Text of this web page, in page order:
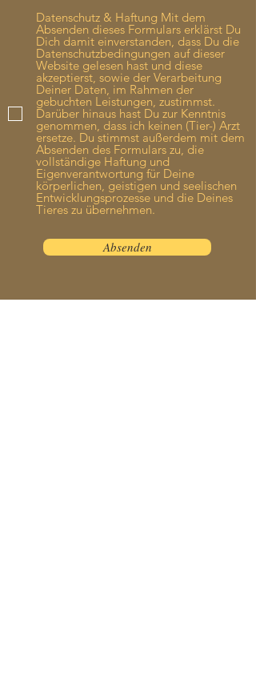
Datenschutz & Haftung Mit dem
Absenden dieses Formulars erklärst Du
Dich damit einverstanden, dass Du die
Datenschutzbedingungen auf dieser
Website gelesen hast und diese
akzeptierst, sowie der Verarbeitung
Deiner Daten, im Rahmen der
gebuchten Leistungen, zustimmst.
Darüber hinaus hast Du zur Kenntnis
genommen, dass ich keinen (Tier-) Arzt
ersetze. Du stimmst außerdem mit dem
Absenden des Formulars zu, die
vollständige Haftung und
Eigenverantwortung für Deine
körperlichen, geistigen und seelischen
Entwicklungsprozesse und die Deines
Tieres zu übernehmen.
Absenden